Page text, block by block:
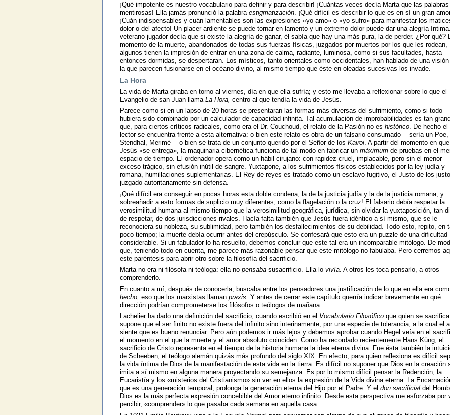
¡Qué impotente es nuestro vocabulario para definir y para describir! ¡Cuántas veces decía Marta que las palabras
mentirosas! Ella jamás pronunció la palabra estigmatización. ¡Qué difícil es describir lo que es en sí un gran
¡Cuán indispensables y cuán lamentables son las expresiones «yo amo» o «yo sufro» para manifestar los
dolor o del afecto! Un placer ardiente se puede tornar en lamento y un extremo dolor puede dar una alegría
veterano jugador decía que si existe la alegría de ganar, él sabía que hay una más pura, la de perder. ¿Por qué?
momento de la muerte, abandonados de todas sus fuerzas físicas, juzgados por muertos por los que les rodean,
algunos tienen la impresión de entrar en una zona de calma, radiante, luminosa, como si sus facultades, hasta
entonces dormidas, se despertaran. Los místicos, tanto orientales como occidentales, han hablado de una visión
la que parecen fusionarse en el océano divino, al mismo tiempo que éste en oleadas sucesivas los invade.
La Hora
La vida de Marta giraba en torno al viernes, día en que ella sufría; y esto me llevaba a reflexionar sobre lo que el
Evangelio de san Juan llama La Hora, centro al que tendía la vida de Jesús.
Parece como si en un lapso de 20 horas se presentaran las formas más diversas del sufrimiento, como si todo
hubiera sido combinado por un calculador de capacidad infinita. Tal acumulación de improbabilidades es tan
que, para ciertos críticos radicales, como era el Dr. Couchoud, el relato de la Pasión no es histórico. De hecho el
lector se encuentra frente a esta alternativa: o bien este relato es obra de un falsario consumado —sería un Poe,
Stendhal, Merimé— o bien se trata de un conjunto querido por el Señor de los Kairoi. A partir del momento en que
Jesús «se entrega», la maquinaria cibernética funciona de tal modo en fabricar un máximumde pruebas en el
espacio de tiempo. El ordenador opera como un hábil cirujano: con rapidez cruel, implacable, pero sin el menor
exceso trágico, sin efusión inútil de sangre. Yuxtapone, a los sufrimientos físicos establecidos por la ley judía y
romana, humillaciones suplementarias. El Rey de reyes es tratado como un esclavo fugitivo, el Justo de los
juzgado autoritariamente sin defensa.
¡Qué difícil era conseguir en pocas horas esta doble condena, la de la justicia judía y la de la justicia romana, y
sobreañadir a esto formas de suplicio muy diferentes, como la flagelación o la cruz! El falsario debía respetar la
verosimilitud humana al mismo tiempo que la verosimilitud geográfica, jurídica, sin olvidar la yuxtaposición, tan
de respetar, de dos jurisdicciones rivales. Hacía falta también que Jesús fuera idéntico a sí mismo, que se le
reconociera su nobleza, su sublimidad, pero también los desfallecimientos de su debilidad. Todo esto, repito, en
poco tiempo; la muerte debía ocurrir antes del crepúsculo. Se confesará que esto era un puzzle de una dificultad
considerable. Si un fabulador lo ha resuelto, debemos concluir que este tal era un incomparable mitólogo. De
que, teniendo todo en cuenta, me parece más razonable pensar que este mitólogo no fabulaba. Pero cerremos
este paréntesis para abrir otro sobre la filosofía del sacrificio.
Marta no era ni filósofa ni teóloga: ella no pensabasusacrificio. Ella lo vivía. A otros les toca pensarlo, a otros
comprenderlo.
En cuanto a mí, después de conocerla, buscaba entre los pensadores una justificación de lo que en ella era
hecho, eso que los marxistas llaman praxis . Y antes de cerrar este capítulo querría indicar brevemente en qué
dirección podrían comprometerse los filósofos o teólogos de mañana.
Lachelier ha dado una definición del sacrificio, cuando escribió en el Vocabulario Filosóficoque quien se sacrifica
supone que el ser finito no existe fuera del infinito sino interinamente, por una especie de tolerancia, a la cual el
siente que es bueno renunciar. Pero aún podemos ir más lejos y debemos aprobar cuando Hegel veía en el
el momento en el que la muerte y el amor absoluto coinciden. Como ha recordado recientemente Hans Küng, el
sacrificio de Cristo representa en el tiempo de la historia humana la idea eterna divina. Fue ésta también la
de Scheeben, el teólogo alemán quizás más profundo del siglo XIX. En efecto, para quien reflexiona es difícil
la vida íntima de Dios de la manifestación de esta vida en la tierra. Es difícil no suponer que Dios en la creación
imita a sí mismo en alguna manera proyectando su semejanza. Es por lo mismo difícil pensar la Redención, la
Eucaristía y los «misterios del Cristianismo» sin ver en ellos la expresión de la Vida divina eterna. La
que es una generación temporal, prolonga la generación eterna del Hijo por el Padre. Y el don sacrificialdel
Dios es la más perfecta expresión concebible del Amor eterno infinito. Desde esta perspectiva me esforzaba por
percibir, «comprender» lo que pasaba cada semana en aquella casa.